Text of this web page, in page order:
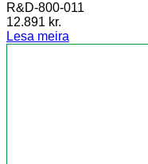
R&D-800-011
12.891 kr.
Lesa meira